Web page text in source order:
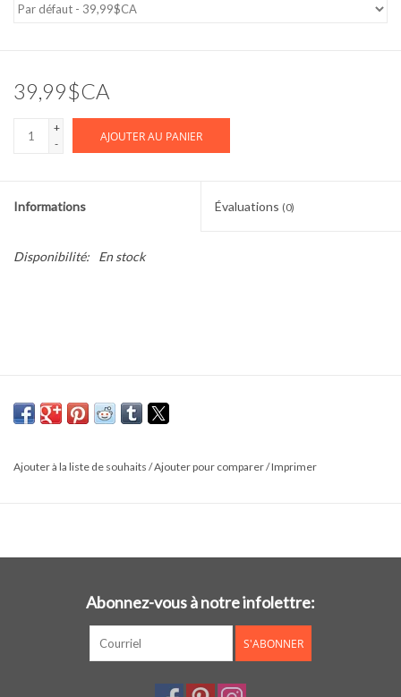
39,99$CA
+
-
AJOUTER AU PANIER
Informations Évaluations (0)
Disponibilité: En stock
Ajouter à la liste de souhaits /Ajouter pour comparer/Imprimer
Abonnez-vous à notre infolettre:
S'ABONNER